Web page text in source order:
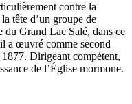
contre la
tête d’un groupe de
du Grand Lac Salé, dans ce
a œuvré comme second
1877. Dirigeant compétent,
de l’Église mormone.